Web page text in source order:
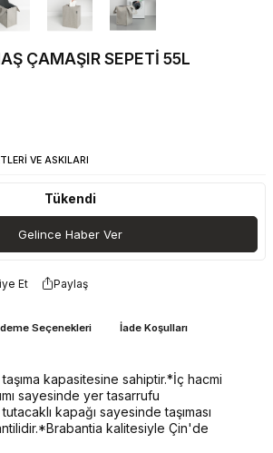
ÇAMAŞIR SEPETİ 55L
VE ASKILARI
Tükendi
Gelince Haber Ver
Et Paylaş
Seçenekleri İade Koşulları
taşıma kapasitesine sahiptir.*İç hacmi
sayesinde yer tasarrufu
kapağı sayesinde taşıması
kalitesiyle Çin'de